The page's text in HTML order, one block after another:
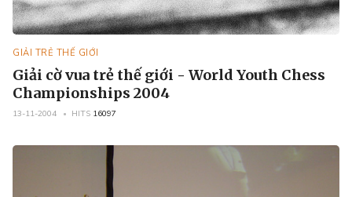
GIẢI TRẺ THẾ GIỚI
Giải cờ vua trẻ thế giới - World Youth Chess
Championships 2004
13-11-2004 HITS 16097